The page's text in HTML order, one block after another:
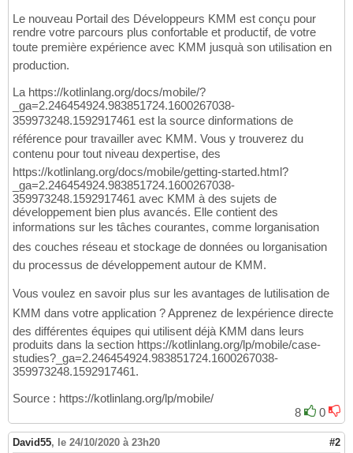
Le nouveau Portail des Développeurs KMM est conçu pour
rendre votre parcours plus confortable et productif, de votre
toute première expérience avec KMM jusquà son utilisation en
production.
La https://kotlinlang.org/docs/mobile/?
_ga=2.246454924.983851724.1600267038-
359973248.1592917461 est la source dinformations de
référence pour travailler avec KMM. Vous y trouverez du
contenu pour tout niveau dexpertise, des
https://kotlinlang.org/docs/mobile/getting-started.html?
_ga=2.246454924.983851724.1600267038-
359973248.1592917461 avec KMM à des sujets de
développement bien plus avancés. Elle contient des
informations sur les tâches courantes, comme lorganisation
des couches réseau et stockage de données ou lorganisation
du processus de développement autour de KMM.
Vous voulez en savoir plus sur les avantages de lutilisation de
KMM dans votre application ? Apprenez de lexpérience directe
des différentes équipes qui utilisent déjà KMM dans leurs
produits dans la section https://kotlinlang.org/lp/mobile/case-
studies?_ga=2.246454924.983851724.1600267038-
359973248.1592917461.
Source : https://kotlinlang.org/lp/mobile/
8
0
David55, le 24/10/2020 à 23h20 #2